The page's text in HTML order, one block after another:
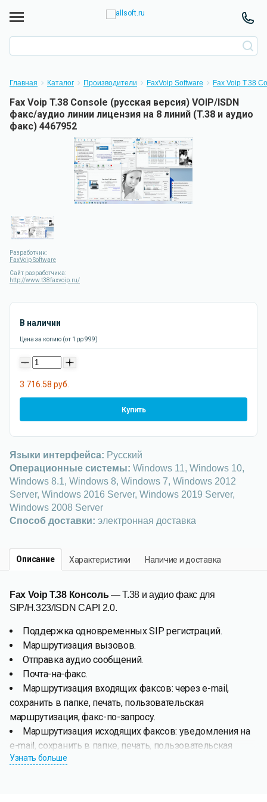
Главная Каталог Производители FaxVoip Software Fax Voip T.38
Fax Voip T.38 Console (русская версия) VOIP/ISDN
факс/аудио линии лицензия на 8 линий (T.38 и аудио
факс) 4467952
Разработчик:
FaxVoip Software
Сайт разработчика:
http://www.t38faxvoip.ru/
В наличии
Цена за копию (от 1 до 999)
- +
3 716.58 руб.
Купить
Языки интерфейса: Русский
Операционные системы: Windows 11, Windows 10,
Windows 8.1, Windows 8, Windows 7, Windows 2012
Server, Windows 2016 Server, Windows 2019 Server,
Windows 2008 Server
Способ доставки: электронная доставка
Описание Характеристики Наличие и доставка
Fax Voip T.38 Консоль— T.38 и аудио факс для
SIP/H.323/ISDN CAPI 2.0.
Поддержка одновременных SIP регистраций.
Маршрутизация вызовов.
Отправка аудио сообщений.
Почта-на-факс.
Маршрутизация входящих факсов: через e-mail,
сохранить в папке, печать, пользовательская
маршрутизация, факс-по-запросу.
Маршрутизация исходящих факсов: уведомления на
e-mail, сохранить в папке, печать, пользовательская
маршрутизация.
Узнать больше